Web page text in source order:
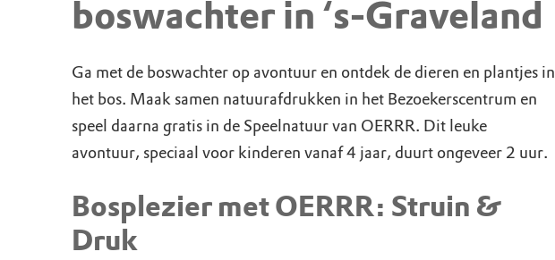
boswachter in ‘s-Graveland
Ga met de boswachter op avontuur en ontdek de dieren en plantjes in
het bos. Maak samen natuurafdrukken in het Bezoekerscentrum en
speel daarna gratis in de Speelnatuur van OERRR. Dit leuke
avontuur, speciaal voor kinderen vanaf 4 jaar, duurt ongeveer 2 uur.
Bosplezier met OERRR: Struin &
Druk